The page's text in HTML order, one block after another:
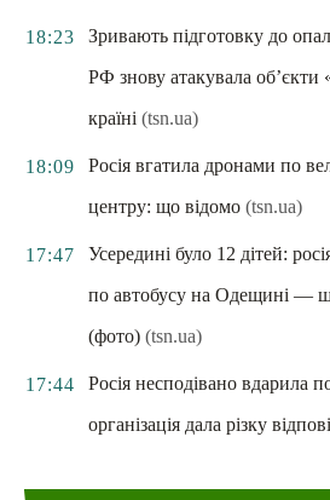
18:23
Зривають підготовку до
РФ знову атакувала об’єкти
країні (tsn.ua)
18:09
Росія вгатила дронами по
центру: що відомо (tsn.ua)
17:47
Усередині було 12 дітей:
по автобусу на Одещині —
(фото) (tsn.ua)
17:44
Росія несподівано вдарила
організація дала різку